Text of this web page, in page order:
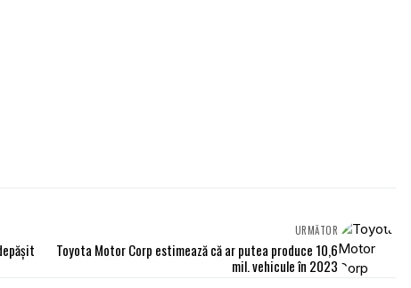
URMĂTOR
Toyota Motor Corp estimează că ar putea produce 10,6
mil. vehicule în 2023